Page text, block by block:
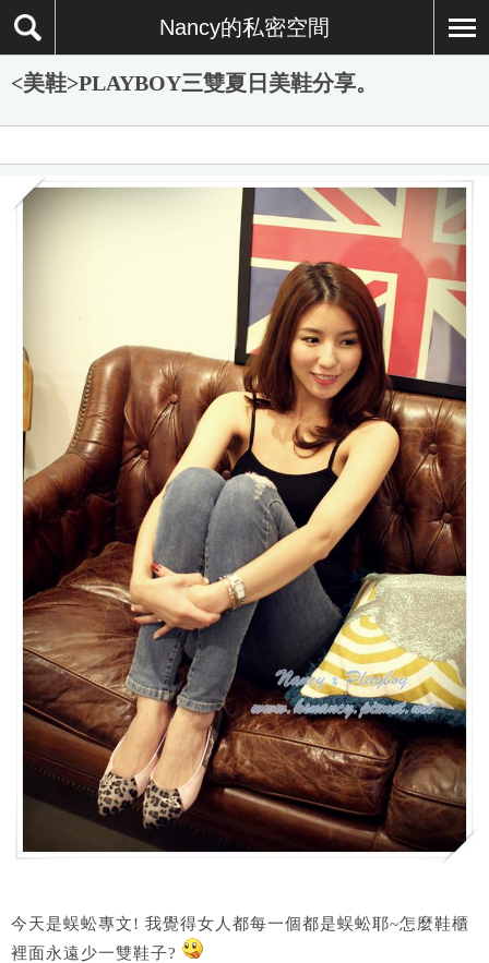
Nancy的私密空間
<美鞋>PLAYBOY三雙夏日美鞋分享。
今天是蜈蚣專文! 我覺得女人都每一個都是蜈蚣耶~怎麼鞋櫃
裡面永遠少一雙鞋子?